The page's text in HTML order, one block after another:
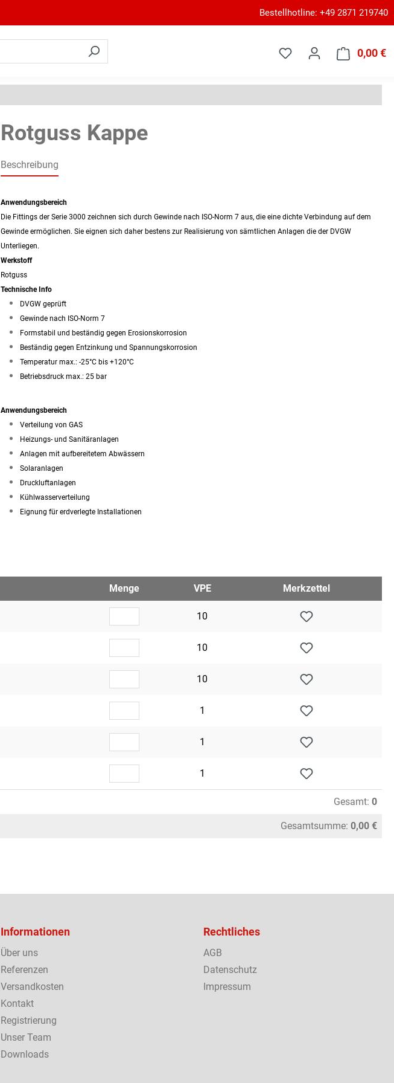
Bestellhotline: +49 2871 219740
0,00 €
Rotguss Kappe
Beschreibung
Anwendungsbereich
Die Fittings der Serie 3000 zeichnen sich durch Gewinde nach ISO-Norm 7 aus, die eine dichte Verbindung auf dem
Gewinde ermöglichen. Sie eignen sich daher bestens zur Realisierung von sämtlichen Anlagen die der DVGW
Unterliegen.
Werkstoff
Rotguss
Technische Info
DVGW geprüft
Gewinde nach ISO-Norm 7
Formstabil und beständig gegen Erosionskorrosion
Beständig gegen Entzinkung und Spannungskorrosion
Temperatur max.: -25°C bis +120°C
Betriebsdruck max.: 25 bar
Anwendungsbereich
Verteilung von GAS
Heizungs- und Sanitäranlagen
Anlagen mit aufbereitetem Abwässern
Solaranlagen
Druckluftanlagen
Kühlwasserverteilung
Eignung für erdverlegte Installationen
Menge VPE Merkzettel
10
10
10
1
1
1
Gesamt: 0
Gesamtsumme: 0,00 €
Informationen
Über uns
Referenzen
Versandkosten
Kontakt
Registrierung
Unser Team
Downloads
Rechtliches
AGB
Datenschutz
Impressum